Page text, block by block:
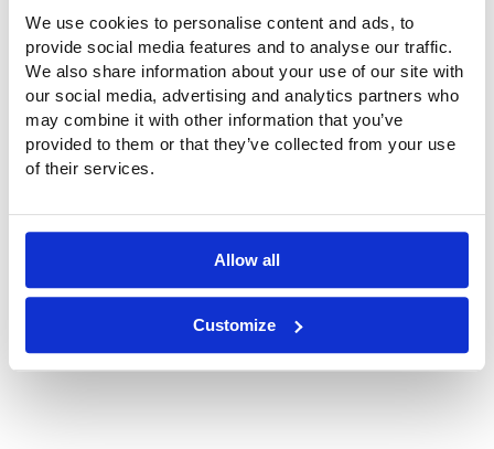
We use cookies to personalise content and ads, to
provide social media features and to analyse our traffic.
We also share information about your use of our site with
our social media, advertising and analytics partners who
may combine it with other information that you’ve
provided to them or that they’ve collected from your use
of their services.
Allow all
Customize
Spanplafonds voor dit schip
Naast deze 2 daklichten van ETFE folie heeft Buitink
spanplafonds Silver Origin